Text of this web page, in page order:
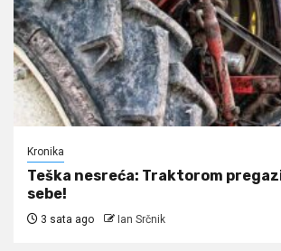
Kronika
Teška nesreća: Traktorom
sebe!
3 sata ago Ian Srčnik